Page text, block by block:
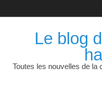
Le blog
Toutes les nouvelles de la